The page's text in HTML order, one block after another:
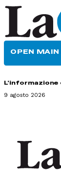
OPEN MAIN
L'informazione
9 agosto 2026